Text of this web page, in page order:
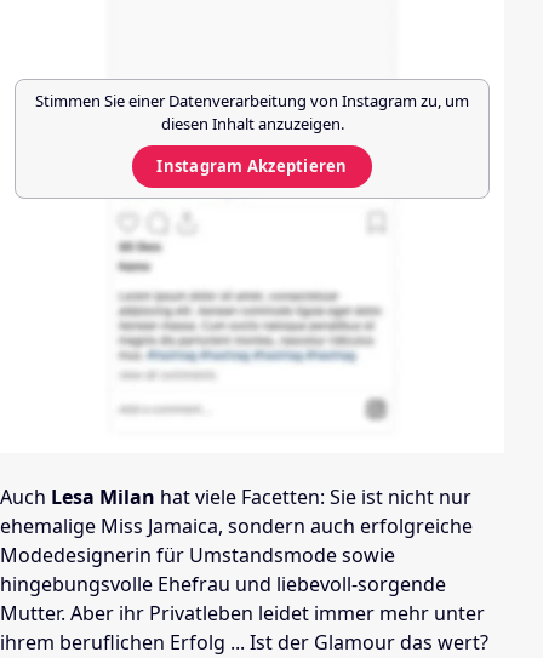
Stimmen Sie einer Datenverarbeitung von Instagramzu, um
diesen Inhalt anzuzeigen.
Instagram Akzeptieren
Auch Lesa Milan hat viele Facetten: Sie ist nicht nur
ehemalige Miss Jamaica, sondern auch erfolgreiche
Modedesignerin für Umstandsmode sowie
hingebungsvolle Ehefrau und liebevoll-sorgende
Mutter. Aber ihr Privatleben leidet immer mehr unter
ihrem beruflichen Erfolg ... Ist der Glamour das wert?